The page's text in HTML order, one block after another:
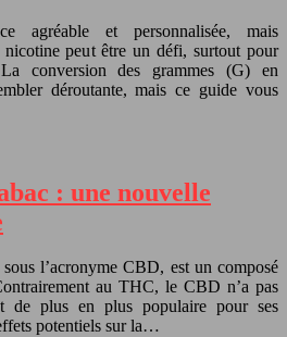
agréable et personnalisée, mais
nicotine peut être un défi, surtout pour
conversion des grammes (G) en
déroutante, mais ce guide vous
: une nouvelle
l’acronyme CBD, est un composé
au THC, le CBD n’a pas
de plus en plus populaire pour ses
potentiels sur la…